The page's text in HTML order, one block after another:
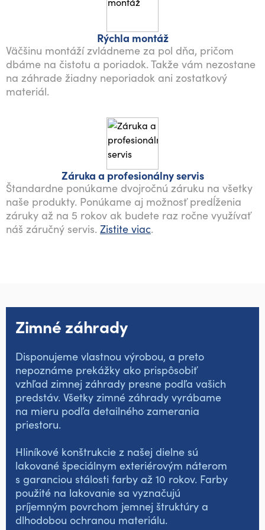
Rýchla montáž
Väčšinu montáží zvládneme za pol dňa, pričom
dbáme na čistotu a poriadok. Takže vám nezostane
na záhrade žiadny neporiadok ani zostatkový
materiál.
Záruka a profesionálny servis
Štandardne ponúkame dvojročnú záruku na všetky
naše produkty. Ponúkame aj možnosť predĺženia
záruky až na 5 rokov ak budete raz ročne využívať
náš záručný servis. Zistite viac.
Zimné záhrady
Disponujeme vlastnou výrobou, a preto
nepoznáme prekážky ako prispôsobiť
vzhľad zimnej záhrady presne podľa vašich
predstáv. Všetky zimné záhrady vyrábame
na mieru podľa detailného zamerania
priestoru.
Hliníkové konštrukcie z našej dielne sú
lakované špeciálnym exteriérovým náterom
s garanciou stálosti farby až 10 rokov. Farby
použité na lakovanie sa vyznačujú
príjemným povrchom jemnej štruktúry a
dlhodobou ochranou materiálu.